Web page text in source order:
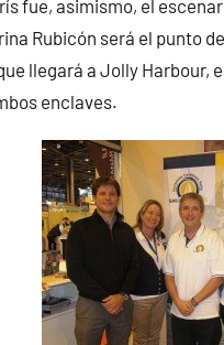
fue, asimismo, el
Rubicón será el punto
llegará a Jolly
enclaves.